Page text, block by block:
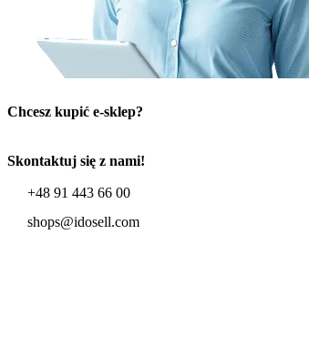
Chcesz kupić e-sklep?
Skontaktuj się z nami!
+48 91 443 66 00
shops@idosell.com